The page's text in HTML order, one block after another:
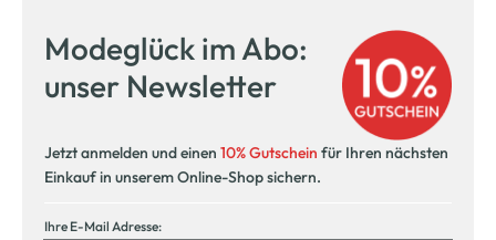
Modeglück im Abo:
unser Newsletter
Jetzt anmelden und einen 10% Gutschein für Ihren nächsten
Einkauf in unserem Online-Shop sichern.
Ihre E-Mail Adresse: